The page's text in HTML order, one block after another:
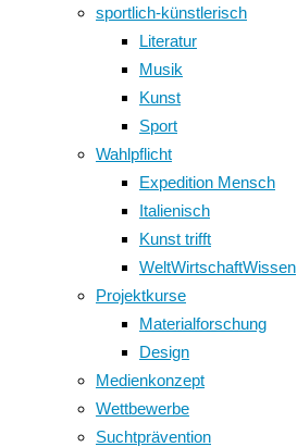
sportlich-künstlerisch
Literatur
Musik
Kunst
Sport
Wahlpflicht
Expedition Mensch
Italienisch
Kunst trifft
WeltWirtschaftWissen
Projektkurse
Materialforschung
Design
Medienkonzept
Wettbewerbe
Suchtprävention